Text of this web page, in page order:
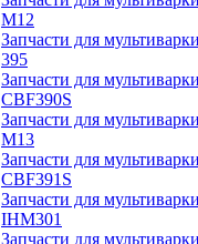
M12
Запчасти для
395
Запчасти для
CBF390S
Запчасти для
M13
Запчасти для
CBF391S
Запчасти для
IHM301
Запчасти для